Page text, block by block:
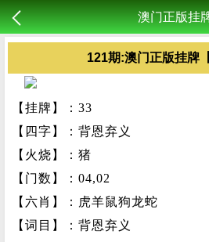
澳门正版挂
121期:澳门正版挂牌
【挂牌】：33
【四字】：背恩弃义
【火烧】：猪
【门数】：04,02
【六肖】：虎羊鼠狗龙蛇
【词目】：背恩弃义